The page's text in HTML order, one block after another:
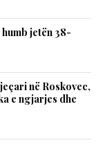
jetën 38-
në Roskovec,
e ngjarjes dhe